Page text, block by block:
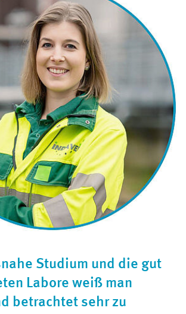
Studium und die gut
Labore weiß man
betrachtet sehr zu